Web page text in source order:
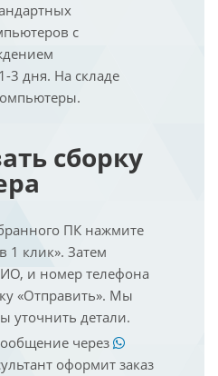
с
3 дня. На складе
сборку
ПК нажмите
1 клик». Затем
и номер телефона
«Отправить». Мы
уточнить детали.
через
оформит заказ